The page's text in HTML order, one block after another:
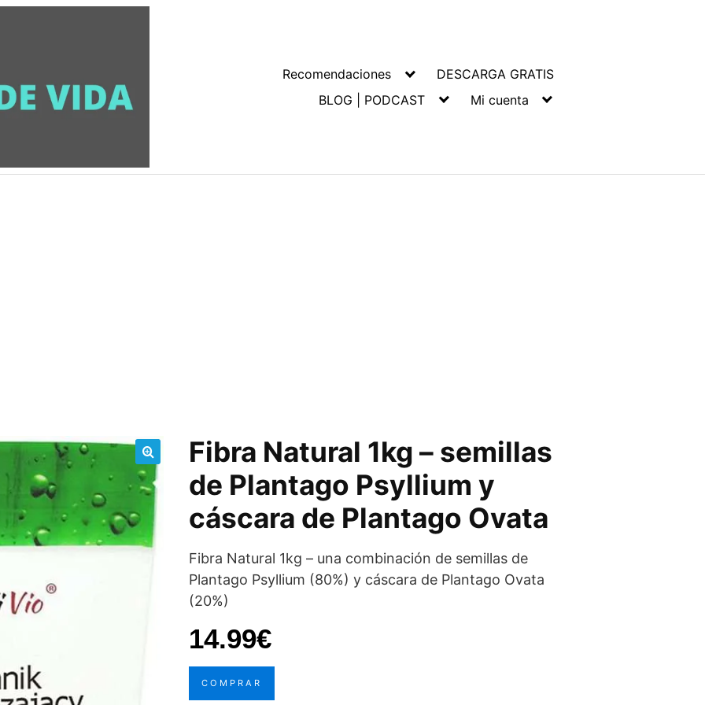
Recomendaciones
DESCARGA GRATIS
BLOG | PODCAST
Mi cuenta
🔍
Fibra Natural 1kg – semillas
de Plantago Psyllium y
cáscara de Plantago Ovata
Fibra Natural 1kg – una combinación de semillas de
Plantago Psyllium (80%) y cáscara de Plantago Ovata
(20%)
14.99€
COMPRAR